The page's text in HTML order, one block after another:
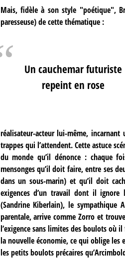
Mais, fidèle à son style "poétique",
paresseuse) de cette thématique :
Un cauchemar futuriste
repeint en rose
réalisateur-acteur lui-même, incarnant
trappes qui l’attendent. Cette astuce
du monde qu’il dénonce : chaque
mensonges qu’il doit faire, entre ses
dans un sous-marin) et qu’il doit
exigences d’un travail dont il ignore
(Sandrine Kiberlain), le sympathique
parentale, arrive comme Zorro et
l’exigence sans limites des boulots où
la nouvelle économie, ce qui oblige les
les petits boulots précaires